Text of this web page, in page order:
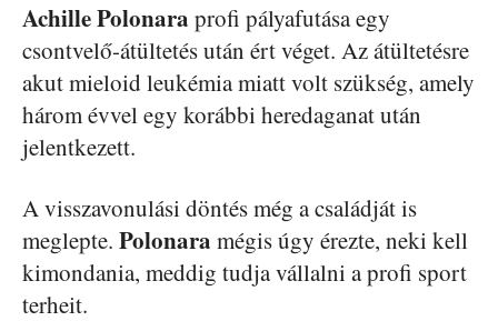
Achille Polonara profi pályafutása egy
csontvelő-átültetés után ért véget. Az átültetésre
akut mieloid leukémia miatt volt szükség, amely
három évvel egy korábbi heredaganat után
jelentkezett.
A visszavonulási döntés még a családját is
meglepte. Polonara mégis úgy érezte, neki kell
kimondania, meddig tudja vállalni a profi sport
terheit.